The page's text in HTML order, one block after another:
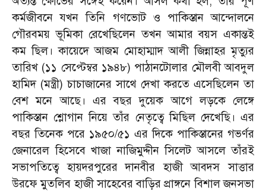
কর্মজীবনে যখন তিনি গণভোট ও পাকিস্তান আন্দোলনে
গৌরবময় ভূমিকা রেখেছিলেন তখন আমার বয়স একান্তই
কম ছিল। কায়েদে আজম মোহাম্মাদ আলী জিন্নাহর মৃত্যুর
তারিখ (১১ সেপ্টেম্বর ১৯৪৮) পাঠানটোলার মৌলবী আবদুল
হামিদ (মন্ত্রী) চাচাজানের সাথে দেখা করতে এসেছিলেন তা
বেশ মনে আছে। এর বছর দুয়েক আগে লড়কে লেঙ্গে
পাকিস্তান শ্লোগান নিয়ে তাঁর নেতৃত্বে মিছিল দেখেছি। এর
বছর তিনেক পরে ১৯৫০/৫১ এর দিকে পাকিস্তানের গভর্ণর
জেনারেল হিসেবে খাজা নাজিমুদ্দীন সিলেট আসলে তাঁরই
সভাপতিত্বে হায়দরপুরের দানবীর হাজী আবদস সাত্তার
উরফে মুতলিব হাজী সাহেবের বাড়ির প্রাঙ্গনে বিশাল জনসভা